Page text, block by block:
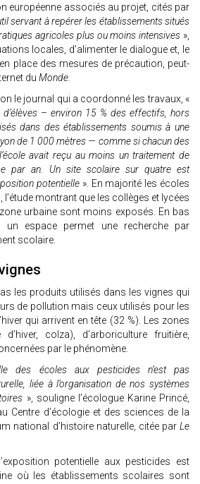
européenne associés au projet, cités par
servant à repérer les établissements situés
agricoles plus ou moins intensives »,
locales, d’alimenter le dialogue et, le
place des mesures de précaution, peut-
du Monde.
le journal qui a coordonné les travaux, «
d’élèves – environ 15 % des effectifs, hors
dans des établissements soumis à une
de 1 000 mètres — comme si chacun des
avait reçu au moins un traitement de
par an. Un site scolaire sur quatre est
potentielle ». En majorité les écoles
montrant que les collèges et lycées
urbaine sont moins exposés. En bas
un espace permet une recherche par
scolaire.
les produits utilisés dans les vignes qui
de pollution mais ceux utilisés pour les
qui arrivent en tête (32 %). Les zones
colza), d’arboriculture fruitière,
par le phénomène.
des écoles aux pesticides n’est pas
liée à l’organisation de nos systèmes
», souligne l’écologue Karine Princé,
Centre d’écologie et des sciences de la
national d’histoire naturelle, citée par Le
potentielle aux pesticides est
où les établissements scolaires sont